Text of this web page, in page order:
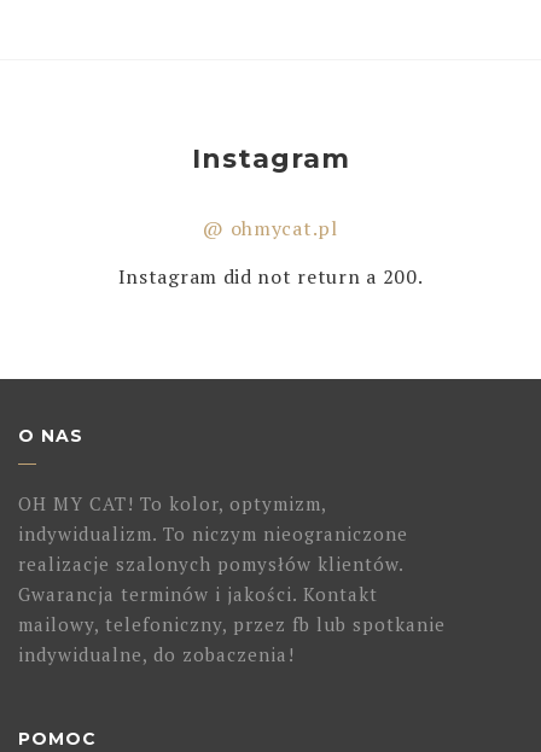
Instagram
@ ohmycat.pl
Instagram did not return a 200.
O NAS
OH MY CAT! To kolor, optymizm,
indywidualizm. To niczym nieograniczone
realizacje szalonych pomysłów klientów.
Gwarancja terminów i jakości. Kontakt
mailowy, telefoniczny, przez fb lub spotkanie
indywidualne, do zobaczenia!
POMOC